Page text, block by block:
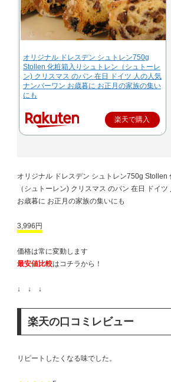
オリジナル ドレスデン シュトレン750g
Stollen 化粧箱入りシュトレン（シュトーレ
ン) クリスマス のパン 在日 ドイツ 人の人気
ナンバーワン お歳暮に お正月の家族の集い
にも
楽天で購入
オリジナル ドレスデン シュトレン750g Stollen
（シュトーレン) クリスマス のパン 在日 ドイ
お歳暮に お正月の家族の集いにも
3,996円
価格は常に変動します
最安値比較はコチラから！
↓ ↓ ↓
楽天の口コミレビュー
リピートしたくなる味でした。